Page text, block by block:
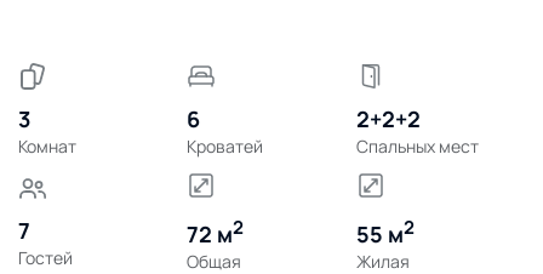
3
Комнат
6
Кроватей
2+2+2
Спальных мест
7
Гостей
72 м2
Общая
55 м2
Жилая